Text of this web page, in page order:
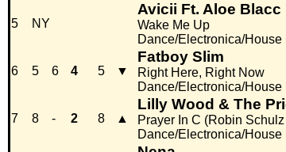
5 NY
Avicii Ft. Aloe Blacc
Wake Me Up
Dance/Electronica/House
6 5 6 4 5 ▼
Fatboy Slim
Right Here, Right Now
Dance/Electronica/House
7 8 - 2 8 ▲
Lilly Wood & The
Prayer In C (Robin
Dance/Electronica/House